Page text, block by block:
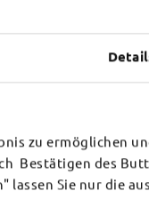
zu ermöglichen
Bestätigen des
lassen Sie nur die
SCHLOSS­
THEATER